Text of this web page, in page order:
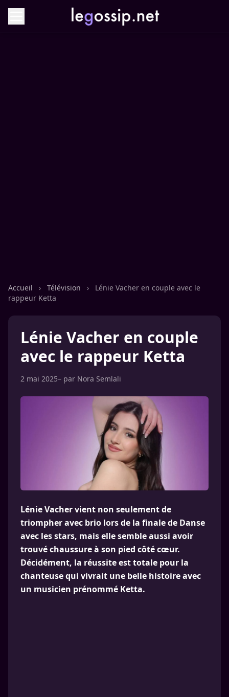
Accueil › Télévision ›
Lénie Vacher en couple avec le
rappeur Ketta
Lénie Vacher en couple
avec le rappeur Ketta
2 mai 2025– par Nora Semlali
Lénie Vacher vient non seulement de
triompher avec brio lors de la finale de Danse
avec les stars, mais elle semble aussi avoir
trouvé chaussure à son pied côté cœur.
Décidément, la réussite est totale pour la
chanteuse qui vivrait une belle histoire avec
un musicien prénommé Ketta.